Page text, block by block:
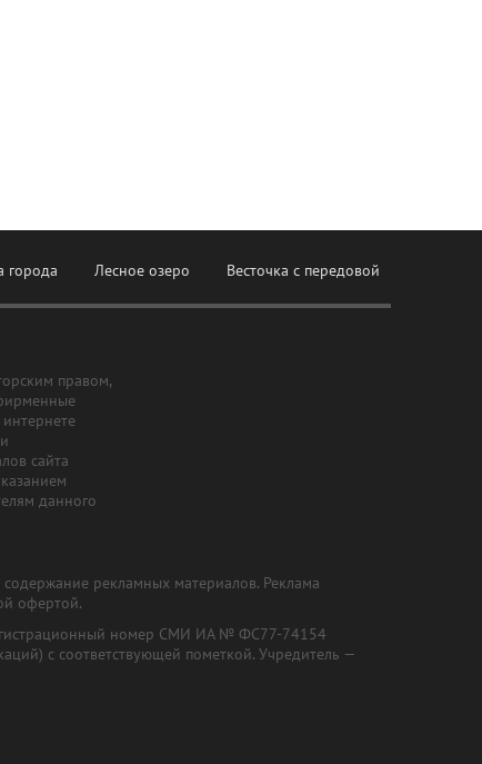
города Лесное озеро Весточка с передовой
правом,
сайта
данного
содержание рекламных материалов. Реклама
офертой.
номер СМИ ИА № ФС77-74154
с соответствующей пометкой. Учредитель —